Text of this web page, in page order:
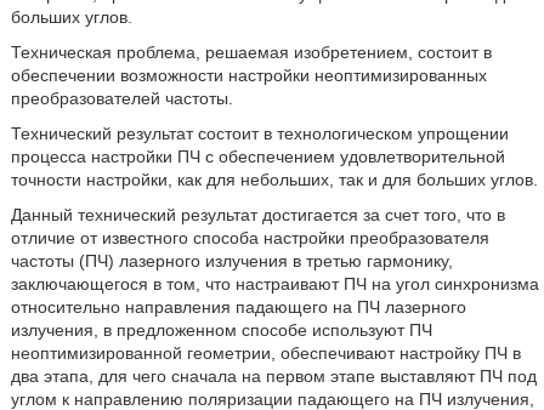
больших углов.
Техническая проблема, решаемая изобретением, состоит в
обеспечении возможности настройки неоптимизированных
преобразователей частоты.
Технический результат состоит в технологическом упрощении
процесса настройки ПЧ с обеспечением удовлетворительной
точности настройки, как для небольших, так и для больших углов.
Данный технический результат достигается за счет того, что в
отличие от известного способа настройки преобразователя
частоты (ПЧ) лазерного излучения в третью гармонику,
заключающегося в том, что настраивают ПЧ на угол синхронизма
относительно направления падающего на ПЧ лазерного
излучения, в предложенном способе используют ПЧ
неоптимизированной геометрии, обеспечивают настройку ПЧ в
два этапа, для чего сначала на первом этапе выставляют ПЧ под
углом к направлению поляризации падающего на ПЧ излучения,